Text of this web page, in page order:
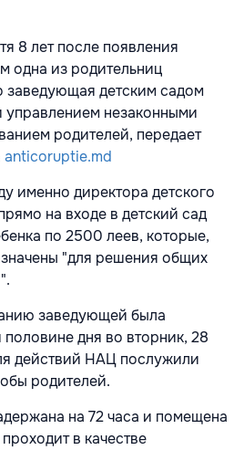
8 лет после появления
одна из родительниц
заведующая детским садом
незаконными
родителей, передает
anticoruptie.md
именно директора детского
на входе в детский сад
по 2500 леев, которые,
"для решения общих
заведующей была
дня во вторник, 28
действий НАЦ послужили
родителей.
на 72 часа и помещена
в качестве